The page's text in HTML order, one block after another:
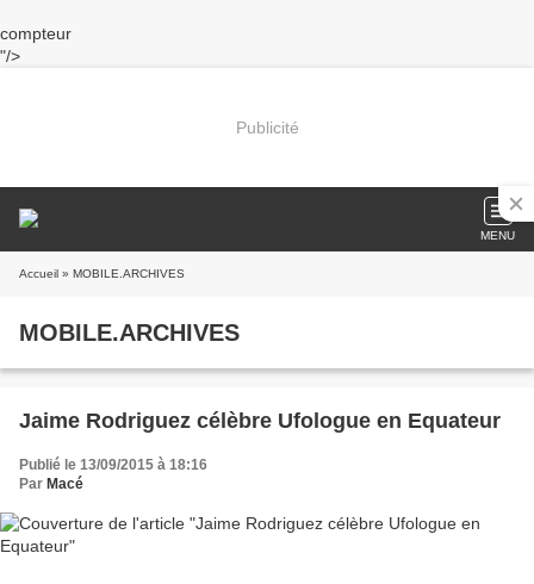
compteur
"/>
Publicité
MENU
Accueil » MOBILE.ARCHIVES
MOBILE.ARCHIVES
Jaime Rodriguez célèbre Ufologue en Equateur
Publié le 13/09/2015 à 18:16
Par Macé